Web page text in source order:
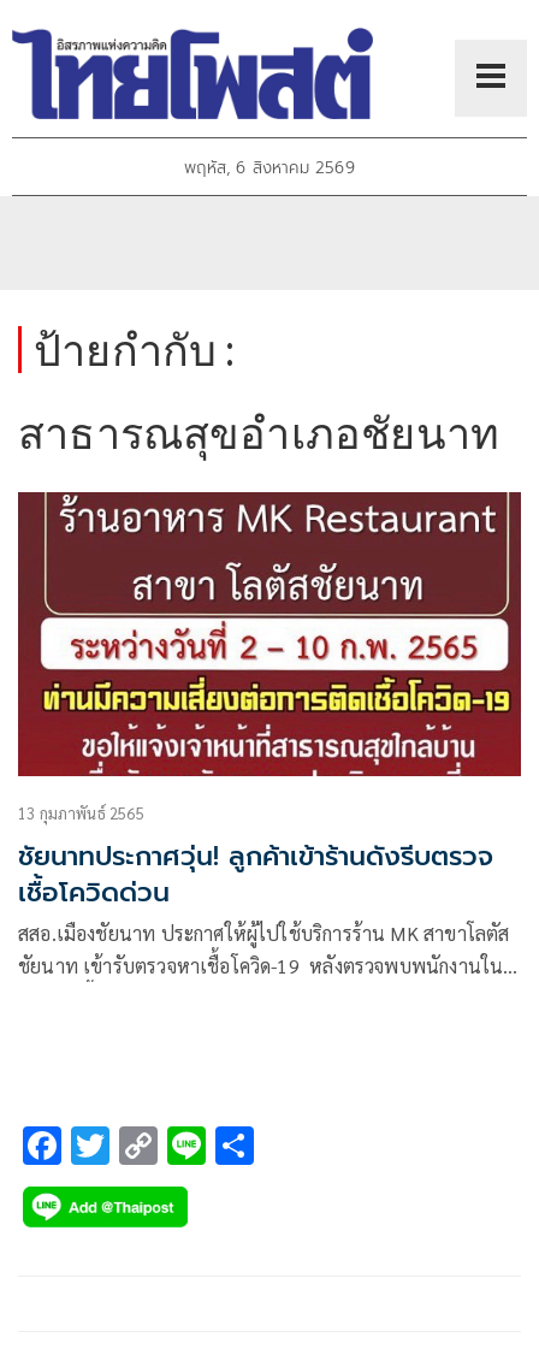
พฤหัส, 6 สิงหาคม 2569
ป้ายกำกับ :
สาธารณสุขอำเภอชัยนาท
13 กุมภาพันธ์ 2565
ชัยนาทประกาศวุ่น! ลูกค้าเข้าร้านดังรีบตรวจ
เชื้อโควิดด่วน
สสอ.เมืองชัยนาท ประกาศให้ผู้ไปใช้บริการร้าน MK สาขาโลตัส
ชัยนาท เข้ารับตรวจหาเชื้อโควิด-19 หลังตรวจพบพนักงานใน
F
ac
e
T
wi
tt
C
o
p
Li